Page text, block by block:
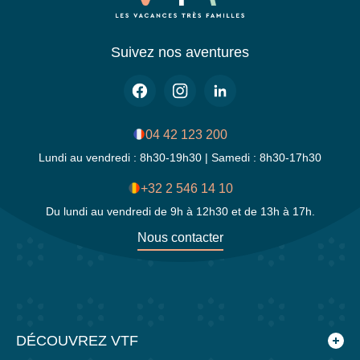
Dentelles Montmirail villages Luberon Drôme
Avignon Orange Carpentras abbayes romanes
mire exceptionnel, paysages à couper le souffle,
vacances fraîches en été, magnifiques lieux,
Suivez nos aventures
04 42 123 200
Lundi au vendredi : 8h30-19h30 | Samedi : 8h30-17h30
+32 2 546 14 10
Du lundi au vendredi de 9h à 12h30 et de 13h à 17h.
Nous contacter
DÉCOUVREZ VTF